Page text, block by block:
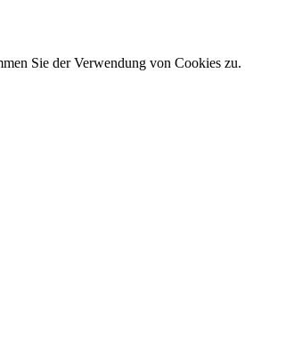
Sie der Verwendung von Cookies zu.